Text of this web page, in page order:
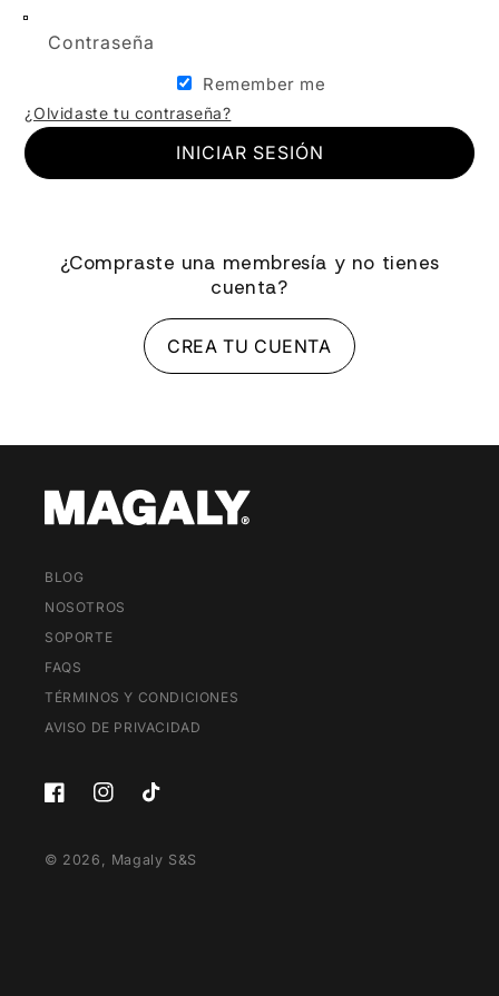
Contraseña
Remember me
¿Olvidaste tu contraseña?
INICIAR SESIÓN
¿Compraste una membresía y no tienes
cuenta?
CREA TU CUENTA
BLOG
NOSOTROS
SOPORTE
FAQS
TÉRMINOS Y CONDICIONES
AVISO DE PRIVACIDAD
FacebookInstagramTikTok
© 2026, Magaly S&S